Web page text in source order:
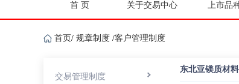
首 页 关于交易中心 上市品
首页/ 规章制度 /客户管理制度
交易管理制度
东北亚镁质材